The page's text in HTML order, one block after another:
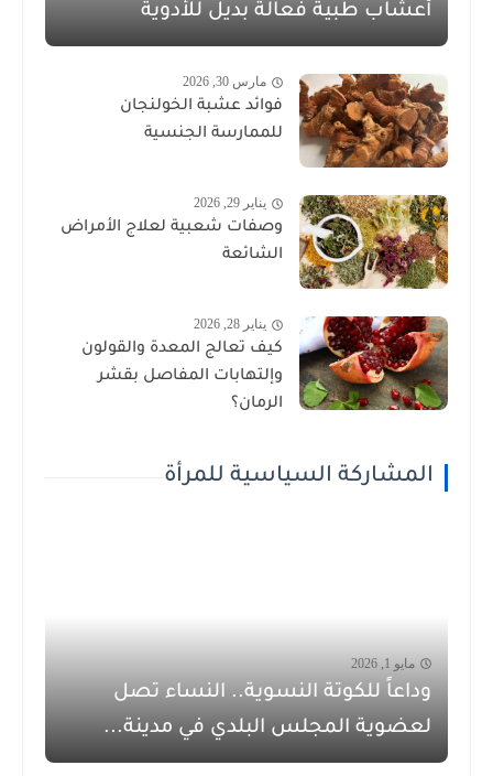
أعشاب طبية فعالة بديل للأدوية
مارس 30, 2026
فوائد عشبة الخولنجان
للممارسة الجنسية
يناير 29, 2026
وصفات شعبية لعلاج الأمراض
الشائعة
يناير 28, 2026
كيف تعالج المعدة والقولون
وإلتهابات المفاصل بقشر
الرمان؟
المشاركة السياسية للمرأة
مايو 1, 2026
وداعاً للكوتة النسوية.. النساء تصل
لعضوية المجلس البلدي في مدينة...